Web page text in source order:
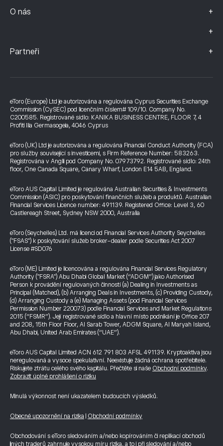
O nás +
+
Partneři +
eToro (Europe) Ltd je autorizována a regulována Cyprus Securities Exchange
Commission (CySEC) pod licenčním číslem# 109/10. Company No.
C200585. Registrované sídlo: KANIKA BUSINESS CENTRE, FLOOR 7, 4
Profiti Ilia Germasogeia, 4046 Cyprus
eToro (UK) Ltd je autorizována a regulována Financial Conduct Authority (FCA)
pro služby související s investicemi, s Firm Reference Number: 583263.
Registrována v Anglii pod Company No. 07973792. Registrované sídlo: 24th
floor, One Canada Square, Canary Wharf, London E14 5AB, England.
eToro AUS Capital Limited je regulována Australian Securities & Investments
Commission (ASIC) pro poskytování finančních služeb a produktů. Australian
Financial Services Licence number: 491139. Registered Office: Level 3, 60
Castlereagh Street, Sydney NSW 2000, Australia
eToro (Seychelles) Ltd. má licenci od Financial Services Authority Seychelles
("FSAS") k poskytování služeb broker-dealer podle Securities Act 2007
License #SD076
eToro (ME) Limited je licencována a regulována Financial Services Regulatory
Authority ("FSRA") Abu Dhabi Global Market (“ADGM”) jako Authorised
Person k provádění regulovaných činností (a) Dealing in Investments as
Principal (Matched), (b) Arranging Deals in Investments, (c) Providing Custody,
(d) Arranging Custody a (e) Managing Assets (pod Financial Services
Permission Number 220073) podle Financial Services and Market Regulations
2015 (“FSMR”). Její registrované sídlo a hlavní místo podnikání je Office 207
and 208, 15th Floor Floor, Al Sarab Tower, ADGM Square, Al Maryah Island,
Abu Dhabi, United Arab Emirates (“UAE”).
eToro AUS Capital Limited ACN 612 791 803 AFSL 491139. Kryptoaktiva jsou
neregulovaná a vysoce spekulativní. Neexistuje žádná ochrana spotřebitele.
Riskujete ztrátu celého svého kapitálu. Přečtěte si naše Obchodní podmínky.
Zobrazit úplné prohlášení o riziku
Minulá výkonnost není ukazatelem budoucích výsledků.
Obecné upozornění na rizika Obchodní podmínky
Obchodování s eToro sledováním a/nebo kopírováním či replikací obchodů
jiných traderů zahrnuje vysokou míru rizika, a to i při sledování a/nebo